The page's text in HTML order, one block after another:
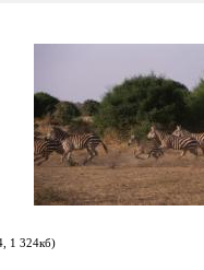
1 324кб)